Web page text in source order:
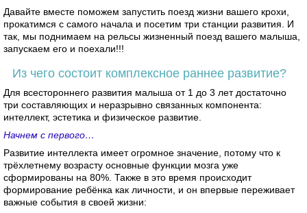
Давайте вместе поможем запустить поезд жизни вашего крохи,
прокатимся с самого начала и посетим три станции развития. И
так, мы поднимаем на рельсы жизненный поезд вашего малыша,
запускаем его и поехали!!!
Из чего состоит комплексное раннее развитие?
Для всестороннего развития малыша от 1 до 3 лет достаточно
три составляющих и неразрывно связанных компонента:
интеллект, эстетика и физическое развитие.
Начнем с первого…
Развитие интеллекта имеет огромное значение, потому что к
трёхлетнему возрасту основные функции мозга уже
сформированы на 80%. Также в это время происходит
формирование ребёнка как личности, и он впервые переживает
важные события в своей жизни: